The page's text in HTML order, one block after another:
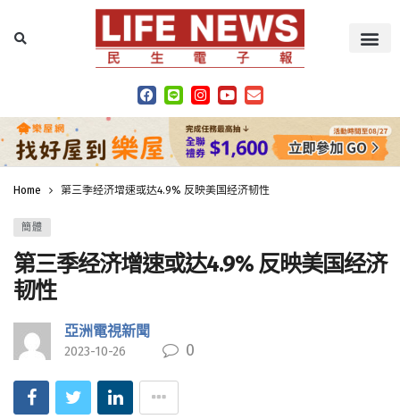
Home 第三季经济增速或达4.9% 反映美国经济韧性
簡體
第三季经济增速或达4.9% 反映美国经济
韧性
亞洲電視新聞
2023-10-26 0